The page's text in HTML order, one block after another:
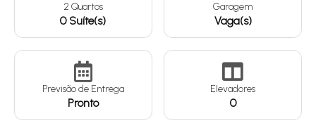
2 Quartos
0 Suíte(s)
Garagem
Vaga(s)
Previsão de Entrega
Pronto
Elevadores
0